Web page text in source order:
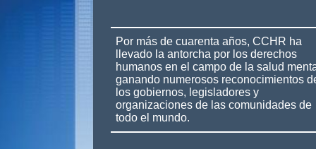
Por más de cuarenta años, CCHR ha
llevado la antorcha por los derechos
humanos en el campo de la salud
ganando numerosos reconocimientos
los gobiernos, legisladores y
organizaciones de las comunidades de
todo el mundo.